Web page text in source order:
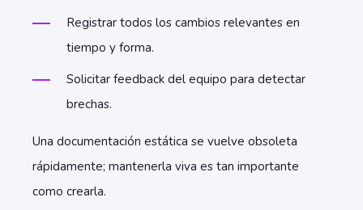
Registrar todos los cambios relevantes en
tiempo y forma.
Solicitar feedback del equipo para detectar
brechas.
Una documentación estática se vuelve obsoleta
rápidamente; mantenerla viva es tan importante
como crearla.